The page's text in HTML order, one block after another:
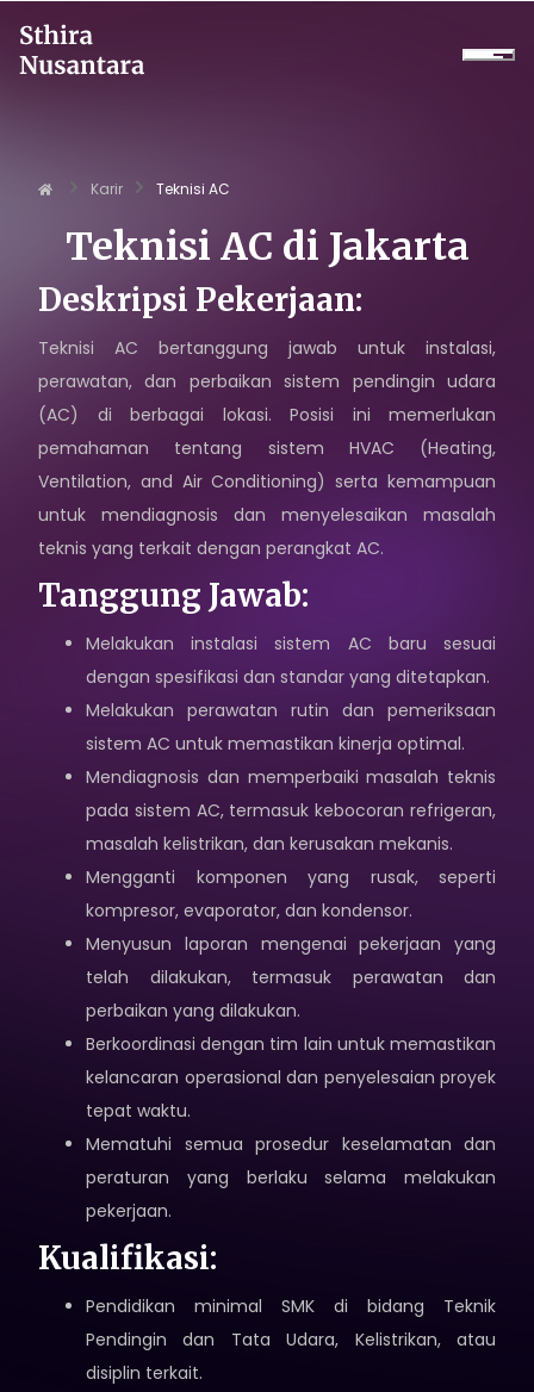
Perusahaan
Produk
Proyek
Layanan
Daikin Proshop
Showroom Tour
Sewa Dingin
Karir
Sosial Media
Hubungi Kami
Kebijakan Privasi
Karir Teknisi AC
Teknisi AC di Jakarta
Deskripsi Pekerjaan:
Teknisi AC bertanggung jawab untuk instalasi,
perawatan, dan perbaikan sistem pendingin udara
(AC) di berbagai lokasi. Posisi ini memerlukan
pemahaman tentang sistem HVAC (Heating,
Ventilation, and Air Conditioning) serta kemampuan
untuk mendiagnosis dan menyelesaikan masalah
teknis yang terkait dengan perangkat AC.
Tanggung Jawab:
Melakukan instalasi sistem AC baru sesuai
dengan spesifikasi dan standar yang ditetapkan.
Melakukan perawatan rutin dan pemeriksaan
sistem AC untuk memastikan kinerja optimal.
Mendiagnosis dan memperbaiki masalah teknis
pada sistem AC, termasuk kebocoran refrigeran,
masalah kelistrikan, dan kerusakan mekanis.
Mengganti komponen yang rusak, seperti
kompresor, evaporator, dan kondensor.
Menyusun laporan mengenai pekerjaan yang
telah dilakukan, termasuk perawatan dan
perbaikan yang dilakukan.
Berkoordinasi dengan tim lain untuk memastikan
kelancaran operasional dan penyelesaian proyek
tepat waktu.
Mematuhi semua prosedur keselamatan dan
peraturan yang berlaku selama melakukan
pekerjaan.
Kualifikasi:
Pendidikan minimal SMK di bidang Teknik
Pendingin dan Tata Udara, Kelistrikan, atau
disiplin terkait.